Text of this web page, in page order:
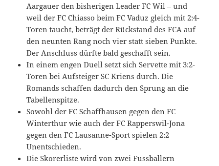
Aargauer den bisherigen Leader FC Wil – und
weil der FC Chiasso beim FC Vaduz gleich mit 2:4-
Toren taucht, beträgt der Rückstand des FCA auf
den neunten Rang noch vier statt sieben Punkte.
Der Anschluss dürfte bald geschafft sein.
In einem engen Duell setzt sich Servette mit 3:2-
Toren bei Aufsteiger SC Kriens durch. Die
Romands schaffen dadurch den Sprung an die
Tabellenspitze.
Sowohl der FC Schaffhausen gegen den FC
Winterthur wie auch der FC Rapperswil-Jona
gegen den FC Lausanne-Sport spielen 2:2
Unentschieden.
Die Skorerliste wird von zwei Fussballern